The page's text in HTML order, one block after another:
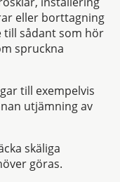
eller borttagning
till sådant som hör
spruckna
till exempelvis
utjämning av
skäliga
göras.